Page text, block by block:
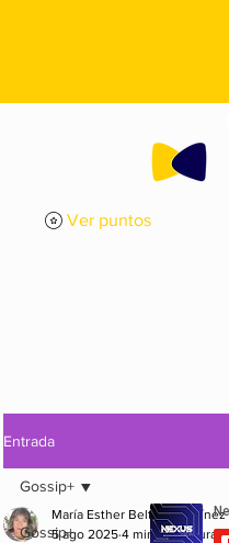
Ver puntos
Entrada
Gossip+
Gossip+
María Esther Beltrán Martínez
5 ago 2025 4 min de lectura